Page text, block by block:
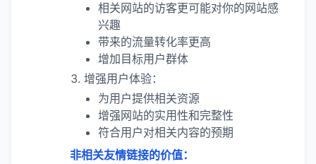
相关网站的访客更可能对你的网站感
兴趣
带来的流量转化率更高
增加目标用户群体
增强用户体验：
为用户提供相关资源
增强网站的实用性和完整性
符合用户对相关内容的预期
非相关友情链接的价值：